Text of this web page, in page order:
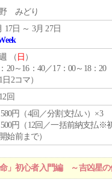
みどり
17日 ～ 3月 27日
（ 日 ）
20～16：40／17：00～18：20
1日2コマ）
回
円（4回／分割支払い）×3
円（12回／一括前納支払※
始前まで）
」初心者入門編 ～吉凶星